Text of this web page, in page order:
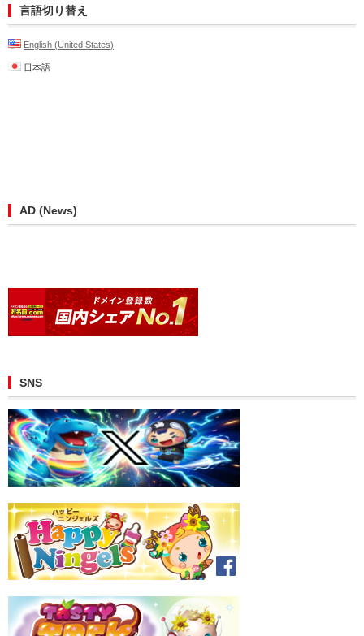
言語切り替え
English (United States)
日本語
AD (News)
SNS